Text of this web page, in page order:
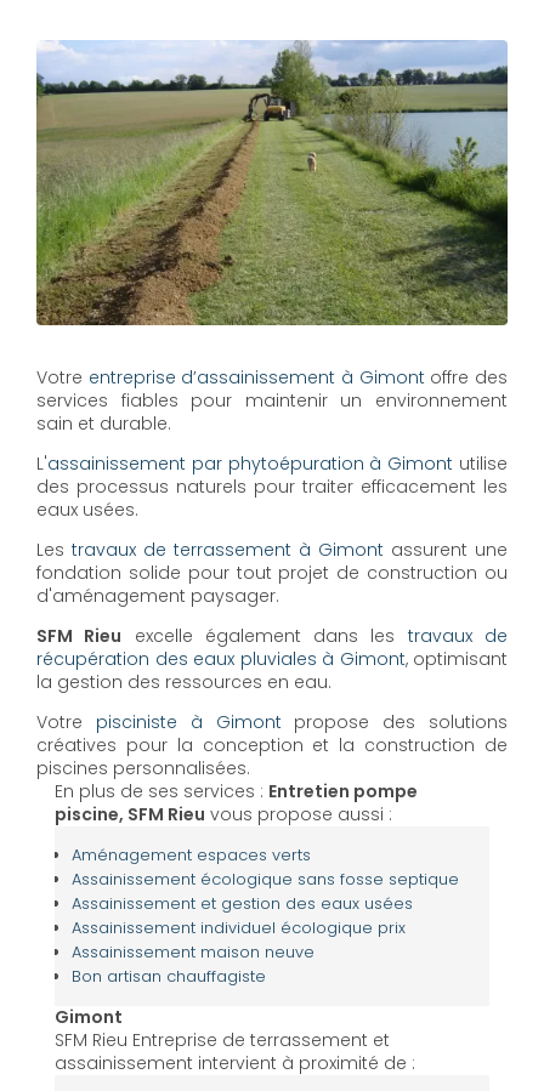
Votre entreprise d’assainissement à Gimont offre des
services fiables pour maintenir un environnement
sain et durable.
L'assainissement par phytoépuration à Gimont utilise
des processus naturels pour traiter efficacement les
eaux usées.
Les travaux de terrassement à Gimont assurent une
fondation solide pour tout projet de construction ou
d'aménagement paysager.
SFM Rieu excelle également dans les travaux de
récupération des eaux pluviales à Gimont, optimisant
la gestion des ressources en eau.
Votre pisciniste à Gimont propose des solutions
créatives pour la conception et la construction de
piscines personnalisées.
En plus de ses services : Entretien pompe
piscine, SFM Rieu vous propose aussi :
Aménagement espaces verts
Assainissement écologique sans fosse septique
Assainissement et gestion des eaux usées
Assainissement individuel écologique prix
Assainissement maison neuve
Bon artisan chauffagiste
Gimont
SFM Rieu Entreprise de terrassement et
assainissement intervient à proximité de :